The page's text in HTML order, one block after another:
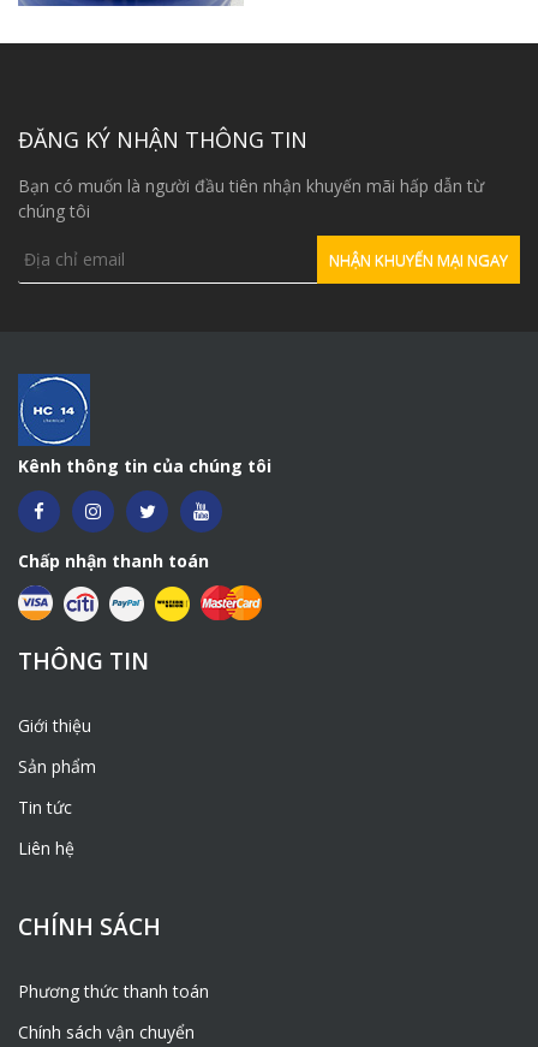
ĐĂNG KÝ NHẬN THÔNG TIN
Bạn có muốn là người đầu tiên nhận khuyến mãi hấp dẫn từ
chúng tôi
Kênh thông tin của chúng tôi
Chấp nhận thanh toán
THÔNG TIN
Giới thiệu
Sản phẩm
Tin tức
Liên hệ
CHÍNH SÁCH
Phương thức thanh toán
Chính sách vận chuyển